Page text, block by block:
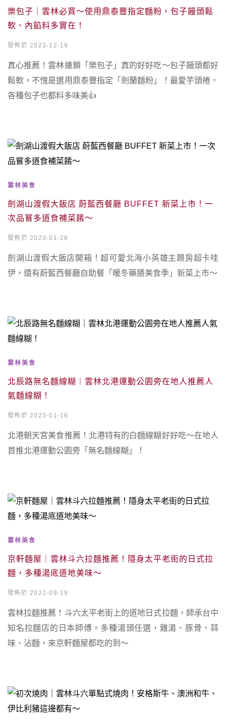
樂包子｜雲林必買～使用鼎泰豐指定麵粉，包子饅頭鬆
軟、內餡料多實在！
發佈於 2023-12-19
真心推薦！雲林連鎖「樂包子」真的好好吃～包子饅頭都好
鬆軟，不愧是選用鼎泰豐指定「劍蘭麵粉」！最愛芋頭捲，
各種包子也都料多味美👍
雲林美食
劍湖山渡假大飯店 蔚藍西餐廳 BUFFET 新菜上市！一
次品嘗多道食補菜餚～
發佈於 2023-01-28
劍湖山渡假大飯店開箱！超可愛北海小英雄主題房超卡哇
伊，還有蔚藍西餐廳自助餐「暖冬藥膳美食季」新菜上市～
雲林美食
北辰路無名麵線糊｜雲林北港運動公園旁在地人推薦人
氣麵線糊！
發佈於 2023-01-16
北港朝天宮美食推薦！北港特有的白麵線糊好好吃～在地人
首推北港運動公園旁「無名麵線糊」！
雲林美食
京軒麵屋｜雲林斗六拉麵推薦！隱身太平老街的日式拉
麵，多種湯底道地美味～
發佈於 2022-09-19
雲林拉麵推薦！斗六太平老街上的道地日式拉麵，師承台中
知名拉麵店的日本師傅。多種湯頭任選，雞湯、豚骨、蒜
味、沾麵，來京軒麵屋都吃的到～